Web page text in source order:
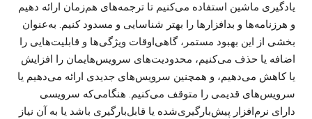
یادگیری ماشین استفاده می‌کنیم تا ترجمه‌های هم‌زمان ارائه دهیم
و هرزنامه‌ها و بدافزارها را بهتر شناسایی و مسدود کنیم. به‌عنوان
بخشی از این بهبود مستمر، گاهی‌اوقات ویژگی‌ها و قابلیت‌هایی را
اضافه یا حذف می‌کنیم، محدودیت‌های سرویس‌هایمان را افزایش
یا کاهش می‌دهیم، و همچنین سرویس‌های جدیدی ارائه می‌دهیم یا
سرویس‌های قدیمی را متوقف می‌کنیم. هنگامی‌که سرویسی
دارای نرم‌افزار پیش‌بارگیری‌شده یا قابل‌بارگیری باشد یا به آن نیاز